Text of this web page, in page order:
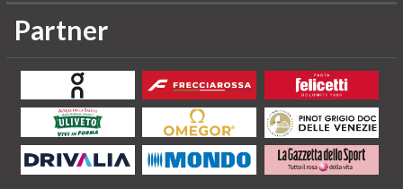
Partner